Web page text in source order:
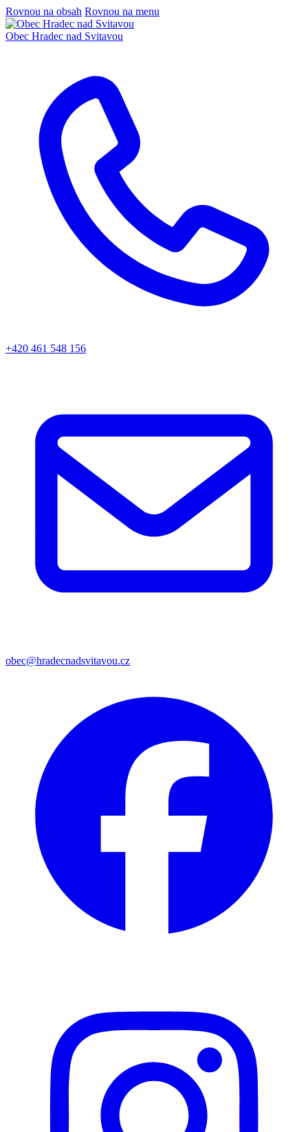
Rovnou na obsah Rovnou na menu
Obec Hradec nad Svitavou
+420 461 548 156
obec@hradecnadsvitavou.cz